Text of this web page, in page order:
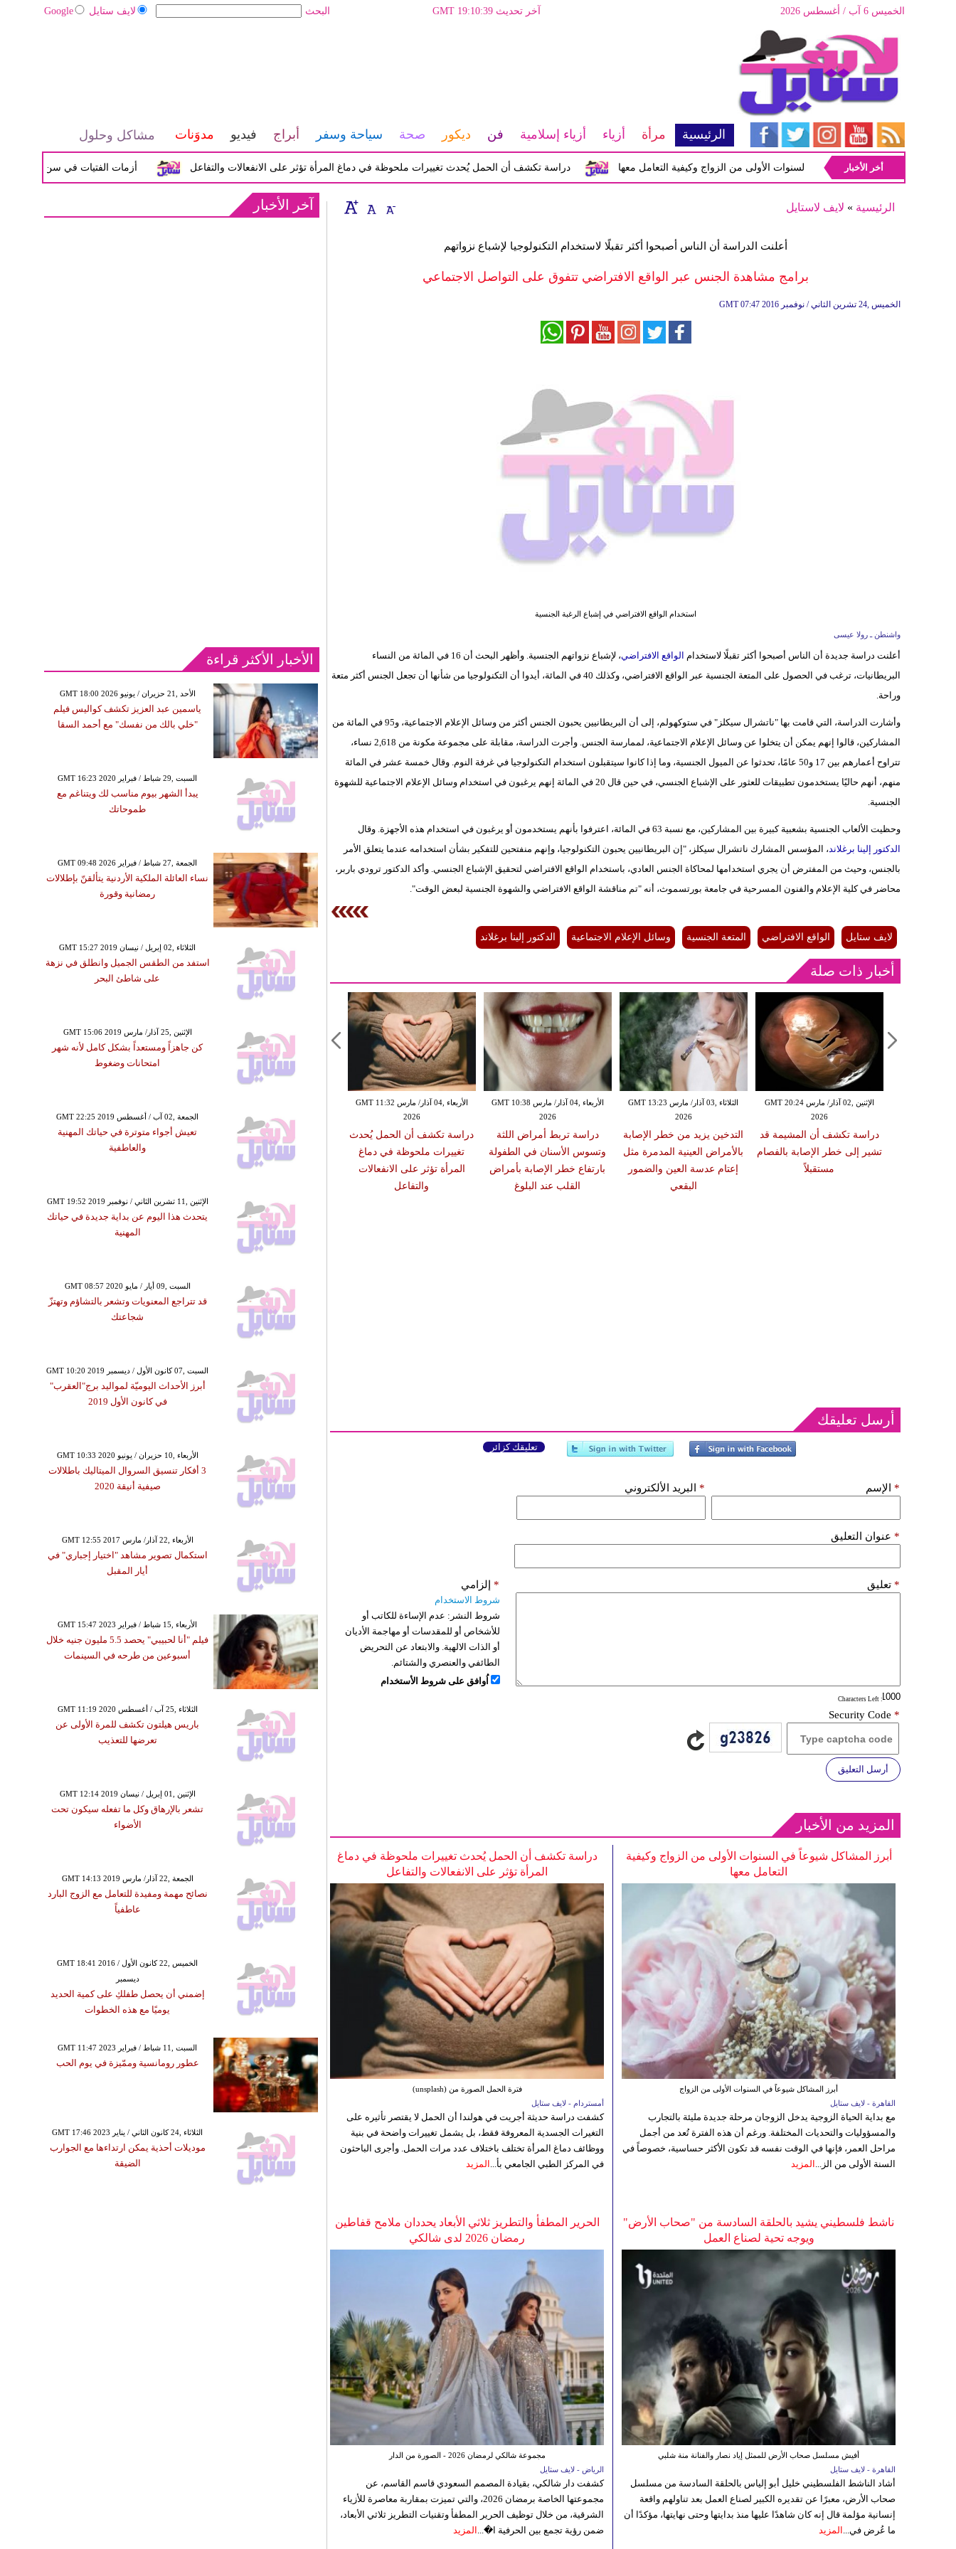
لايف ستايل Google البحث آخر تحديث GMT 19:10:39 الخميس 6 آب / أغسطس 2026
الرئيسية مرأة أزياء أزياء إسلامية فن ديكور صحة سياحة وسفر أبراج فيديو مدوَنات مشاكل وحلول
أزمات الفتيات في سن المراهقة بين دراسة تكشف أن الحمل يُحدث تغييرات ملحوظة في دماغ المرأة تؤثر على الانفعالات والتفاعل أبرز المشاكل شيوعاً في السنوات الأولى من الزواج وكيفية التعامل معها
أخر الأخبار
الرئيسية » لايف لاستايل
أعلنت الدراسة أن الناس أصبحوا أكثر تقبلًا لاستخدام التكنولوجيا لإشباع نزواتهم
برامج مشاهدة الجنس عبر الواقع الافتراضي تتفوق على التواصل الاجتماعي
GMT 07:47 2016 الخميس ,24 تشرين الثاني / نوفمبر
استخدام الواقع الافتراضي في إشباع الرغبة الجنسية
واشنطن ـ رولا عيسى
أعلنت دراسة جديدة أن الناس أصبحوا أكثر تقبلًا لاستخدام الواقع الافتراضي
، لإشباع نزواتهم الجنسية. وأظهر البحث أن 16 في المائة من النساء
البريطانيات، ترغب في الحصول على المتعة الجنسية عبر الواقع الافتراضي، وكذلك 40 في المائة، أيدوا أن التكنولوجيا من شأنها أن تجعل الجنس أكثر متعة
وراحة.
وأشارت الدراسة، التي قامت بها "ناتشرال سيكلز" في ستوكهولم، إلى أن البريطانيين يحبون الجنس أكثر من وسائل الإعلام الاجتماعية، و95 في المائة من
المشاركين، قالوا إنهم يمكن أن يتخلوا عن وسائل الإعلام الاجتماعية، لممارسة الجنس. وأجرت الدراسة، مقابلة على مجموعة مكونة من 2,618 نساء،
تتراوح أعمارهم بين 17 و50 عامًا، تحدثوا عن الميول الجنسية، وما إذا كانوا سيتقبلون استخدام التكنولوجيا في غرفة النوم. وقال خمسة عشر في المائة
منهم، أنهم حاليًا يستخدمون تطبيقات للعثور على الإشباع الجنسي، في حين قال 20 في المائة إنهم يرغبون في استخدام وسائل الإعلام الاجتماعية للشهوة
الجنسية.
وحظيت الألعاب الجنسية بشعبية كبيرة بين المشاركين، مع نسبة 63 في المائة، اعترفوا بأنهم يستخدمون أو يرغبون في استخدام هذه الأجهزة. وقال
الدكتور إلينا برغلاند، المؤسس المشارك ناتشرال سيكلز، "إن البريطانيين يحبون التكنولوجيا، وإنهم منفتحين للتفكير بشأن استخدامه عندما يتعلق الأمر
بالجنس، وحيث من المفترض أن يجري استخدامها لمحاكاة الجنس العادي، باستخدام الواقع الافتراضي لتحقيق الإشباع الجنسي. وأكد الدكتور ترودي باربر،
محاضر في كلية الإعلام والفنون المسرحية في جامعة بورتسموث، أنه "تم مناقشة الواقع الافتراضي والشهوة الجنسية لبعض الوقت".
لايف ستايل الواقع الافتراضي المتعة الجنسية وسائل الإعلام الاجتماعية الدكتور إلينا برغلاند
أخبار ذات صلة
الأربعاء ,04 آذار/ مارس GMT 11:32
2026
دراسة تكشف أن الحمل يُحدث
تغييرات ملحوظة في دماغ
المرأة تؤثر على الانفعالات
والتفاعل
الأربعاء ,04 آذار/ مارس GMT 10:38
2026
دراسة تربط أمراض اللثة
وتسوس الأسنان في الطفولة
بارتفاع خطر الإصابة بأمراض
القلب عند البلوغ
الثلاثاء ,03 آذار/ مارس GMT 13:23
2026
التدخين يزيد من خطر الإصابة
بالأمراض العينية المدمرة مثل
إعتام عدسة العين والضمور
البقعي
الإثنين ,02 آذار/ مارس GMT 20:24
2026
دراسة تكشف أن المشيمة قد
تشير إلى خطر الإصابة بالفصام
مستقبلاً
أرسل تعليقك
تعليقك كزائر
الإسم * البريد الألكتروني *
عنوان التعليق *
تعليق *
: Characters Left
إلزامي *
شروط الاستخدام
شروط النشر: عدم الإساءة للكاتب أو
للأشخاص أو للمقدسات أو مهاجمة الأديان
أو الذات الالهية. والابتعاد عن التحريض
الطائفي والعنصري والشتائم.
اُوافق على شروط الأستخدام
Security Code *
أرسل التعليق
المزيد من الأخبار
دراسة تكشف أن الحمل يُحدث تغييرات ملحوظة في دماغ
المرأة تؤثر على الانفعالات والتفاعل
فترة الحمل الصورة من (unsplash)
أمستردام - لايف ستايل
كشفت دراسة حديثة أجريت في هولندا أن الحمل لا يقتصر تأثيره على
التغيرات الجسدية المعروفة فقط، بل يشمل تغييرات واضحة في بنية
ووظائف دماغ المرأة تختلف باختلاف عدد مرات الحمل. وأجرى الباحثون
في المركز الطبي الجامعي بأ... المزيد
أبرز المشاكل شيوعاً في السنوات الأولى من الزواج وكيفية
التعامل معها
أبرز المشاكل شيوعاً في السنوات الأولى من الزواج
القاهرة - لايف ستايل
مع بداية الحياة الزوجية يدخل الزوجان مرحلة جديدة مليئة بالتجارب
والمسؤوليات والتحديات المختلفة. ورغم أن هذه الفترة تُعد من أجمل
مراحل العمر، فإنها في الوقت نفسه قد تكون الأكثر حساسية، خصوصاً في
السنة الأولى من الز... المزيد
الحرير المطفأ والتطريز ثلاثي الأبعاد يحددان ملامح قفاطين
رمضان 2026 لدى شالكي
مجموعة شالكي لرمضان 2026 - الصورة من الدار
الرياض - لايف ستايل
كشفت دار شالكي، بقيادة المصمم السعودي قاسم القاسم، عن
مجموعتها الخاصة برمضان 2026، والتي تميزت بمقاربة معاصرة للأزياء
الشرقية، من خلال توظيف الحرير المطفأ وتقنيات التطريز ثلاثي الأبعاد،
ضمن رؤية تجمع بين الحرفية ا�... المزيد
ناشط فلسطيني يشيد بالحلقة السادسة من "صحاب الأرض"
ويوجه تحية لصناع العمل
أفيش مسلسل صحاب الأرض للممثل إياد نصار والفنانة منة شلبي
القاهرة - لايف ستايل
أشاد الناشط الفلسطيني خليل أبو إلياس بالحلقة السادسة من مسلسل
صحاب الأرض، معبرًا عن تقديره الكبير لصناع العمل بعد تناولهم واقعة
إنسانية مؤلمة قال إنه كان شاهدًا عليها منذ بدايتها وحتى نهايتها، مؤكدًا أن
ما عُرض في... المزيد
آخر الأخبار
الأخبار الأكثر قراءة
GMT 18:00 2026 الأحد ,21 حزيران / يونيو
ياسمين عبد العزيز تكشف كواليس فيلم
"خلي بالك من نفسك" مع أحمد السقا
GMT 16:23 2020 السبت ,29 شباط / فبراير
يبدأ الشهر بيوم مناسب لك ويتناغم مع
طموحاتك
GMT 09:48 2026 الجمعة ,27 شباط / فبراير
نساء العائلة الملكية الأردنية يتألقنّ بإطلالات
رمضانية وقورة
GMT 15:27 2019 الثلاثاء ,02 إبريل / نيسان
استفد من الطقس الجميل وانطلق في نزهة
على شاطئ البحر
GMT 15:06 2019 الإثنين ,25 آذار/ مارس
كن جاهزاً ومستعداً بشكل كامل لأنه شهر
امتحانات وضغوط
GMT 22:25 2019 الجمعة ,02 آب / أغسطس
تعيش أجواء متوترة في حياتك المهنية
والعاطفية
GMT 19:52 2019 الإثنين ,11 تشرين الثاني / نوفمبر
يتحدث هذا اليوم عن بداية جديدة في حياتك
المهنية
GMT 08:57 2020 السبت ,09 أيار / مايو
قد تتراجع المعنويات وتشعر بالتشاؤم وتهتزّ
شجاعتك
GMT 10:20 2019 السبت ,07 كانون الأول / ديسمبر
أبرز الأحداث اليوميّة لمواليد برج"العقرب"
في كانون الأول 2019
GMT 10:33 2020 الأربعاء ,10 حزيران / يونيو
3 أفكار تنسيق السروال الميتاليك باطلالات
صيفية أنيقة 2020
GMT 12:55 2017 الأربعاء ,22 آذار/ مارس
استكمال تصوير مشاهد "اختيار إجباري" في
أيار المقبل
GMT 15:47 2023 الأربعاء ,15 شباط / فبراير
فيلم "أنا لحبيبي" يحصد 5.5 مليون جنيه خلال
أسبوعين من طرحه في السينمات
GMT 11:19 2020 الثلاثاء ,25 آب / أغسطس
باريس هيلتون تكشف للمرة الأولى عن
تعرضها للتعذيب
GMT 12:14 2019 الإثنين ,01 إبريل / نيسان
تشعر بالإرهاق وكل ما تفعله سيكون تحت
الأضواء
GMT 14:13 2019 الجمعة ,22 آذار/ مارس
نصائح مهمة ومفيدة للتعامل مع الزوج البارد
عاطفياً
GMT 18:41 2016 الخميس ,22 كانون الأول /
ديسمبر
إضمني أن يحصل طفلكِ على كمية الحديد
يوميًا مع هذه الخطوات
GMT 11:47 2023 السبت ,11 شباط / فبراير
عطور رومانسية وممّيزة في يوم الحب
GMT 17:46 2023 الثلاثاء ,24 كانون الثاني / يناير
موديلات أحذية يمكن ارتداءها مع الجوارب
الضيقة